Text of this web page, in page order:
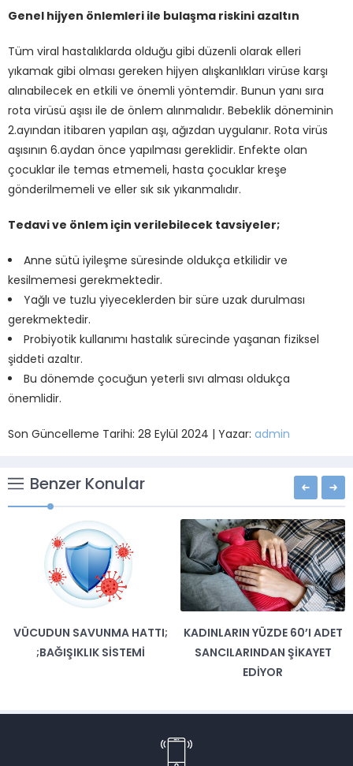
Genel hijyen önlemleri ile bulaşma riskini azaltın
Tüm viral hastalıklarda olduğu gibi düzenli olarak elleri
yıkamak gibi olması gereken hijyen alışkanlıkları virüse karşı
alınabilecek en etkili ve önemli yöntemdir. Bunun yanı sıra
rota virüsü aşısı ile de önlem alınmalıdır. Bebeklik döneminin
2.ayından itibaren yapılan aşı, ağızdan uygulanır. Rota virüs
aşısının 6.aydan önce yapılması gereklidir. Enfekte olan
çocuklar ile temas etmemeli, hasta çocuklar kreşe
gönderilmemeli ve eller sık sık yıkanmalıdır.
Tedavi ve önlem için verilebilecek tavsiyeler;
Anne sütü iyileşme süresinde oldukça etkilidir ve
kesilmemesi gerekmektedir.
Yağlı ve tuzlu yiyeceklerden bir süre uzak durulması
gerekmektedir.
Probiyotik kullanımı hastalık sürecinde yaşanan fiziksel
şiddeti azaltır.
Bu dönemde çocuğun yeterli sıvı alması oldukça
önemlidir.
Son Güncelleme Tarihi: 28 Eylül 2024 | Yazar: admin
Benzer Konular
VÜCUDUN SAVUNMA HATTI;
;BAĞIŞIKLIK SISTEMI
KADINLARIN YÜZDE 60’I ADET
SANCILARINDAN ŞIKAYET
EDIYOR